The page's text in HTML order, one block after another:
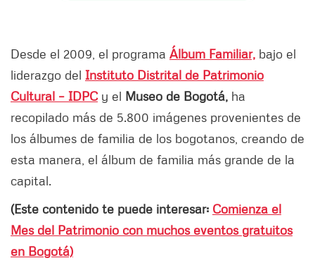
Desde el 2009, el programa Álbum Familiar, bajo el
liderazgo del Instituto Distrital de Patrimonio
Cultural – IDPCy el Museo de Bogotá, ha
recopilado más de 5.800 imágenes provenientes de
los álbumes de familia de los bogotanos, creando de
esta manera, el álbum de familia más grande de la
capital.
(Este contenido te puede interesar: Comienza el
Mes del Patrimonio con muchos eventos gratuitos
en Bogotá)